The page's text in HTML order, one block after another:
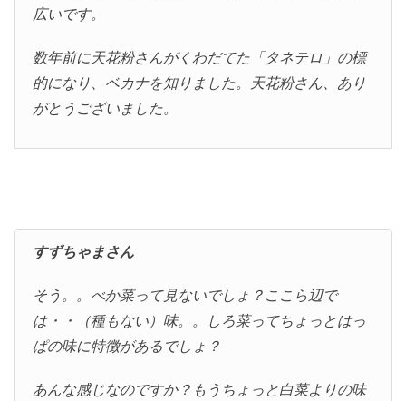
広いです。
数年前に天花粉さんがくわだてた「タネテロ」の標
的になり、ベカナを知りました。天花粉さん、あり
がとうございました。
すずちゃまさん
そう。。べか菜って見ないでしょ？ここら辺で
は・・（種もない）味。。しろ菜ってちょっとはっ
ぱの味に特徴があるでしょ？
あんな感じなのですか？もうちょっと白菜よりの味